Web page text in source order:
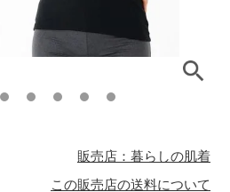
販売店：暮らしの肌着
この販売店の送料について